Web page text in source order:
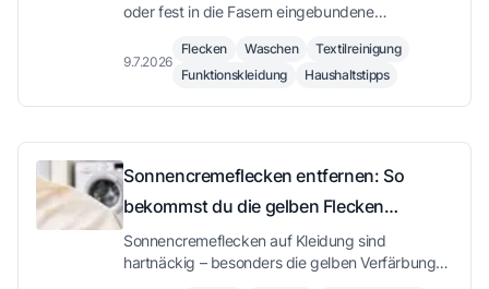
oder fest in die Fasern eingebundene
Textilsprays richtig behandelst und worauf Du
beim Waschen und Trocknen achten solltest.
9.7.2026
Flecken Waschen
Textilreinigung
Funktionskleidung
Haushaltstipps
Sonnencremeflecken entfernen: So
bekommst du die gelben Flecken
zuverlässig aus der Kleidung
Sonnencremeflecken auf Kleidung sind
hartnäckig – besonders die gelben Verfärbungen